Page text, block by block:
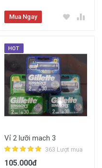
Mua Ngay
HOT
Vỉ 2 lưỡi mach 3
363 Lượt mua
105.000đ